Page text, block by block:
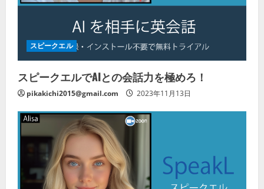
スピークエル
スピークエルでAIとの会話力を極めろ！
pikakichi2015@gmail.com 2023年11月13日